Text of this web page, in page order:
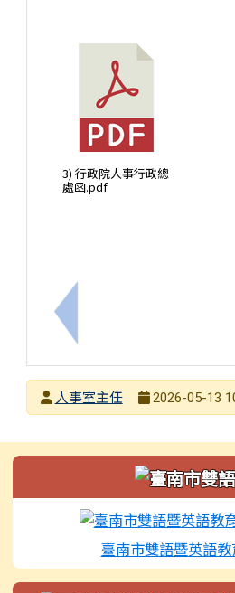
上一筆：檢送國立成功大
3) 行政院人事行政總
處函.pdf
發布者人事室主任
2026-05-13
左邊區域內容
臺南市雙語暨英語